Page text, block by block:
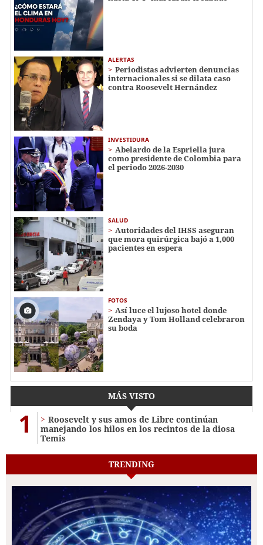
ALERTAS
Periodistas advierten denuncias
internacionales si se dilata caso
contra Roosevelt Hernández
INVESTIDURA
Abelardo de la Espriella jura
como presidente de Colombia para
el periodo 2026-2030
SALUD
Autoridades del IHSS aseguran
que mora quirúrgica bajó a 1,000
pacientes en espera
FOTOS
Así luce el lujoso hotel donde
Zendaya y Tom Holland celebraron
su boda
MÁS VISTO
1
Roosevelt y sus amos de Libre continúan
manejando los hilos en los recintos de la diosa
Temis
TRENDING